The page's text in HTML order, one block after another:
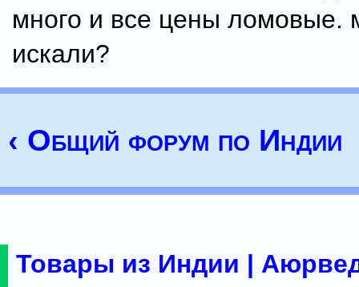
много и все цены ломовые.
искали?
‹ Общий форум по Индии
Товары из Индии |